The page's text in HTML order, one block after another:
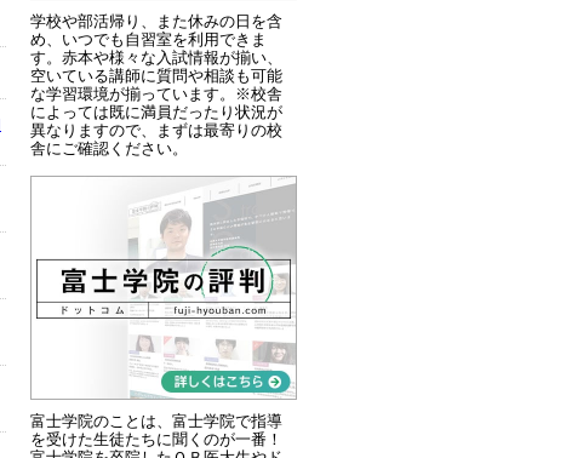
学校や部活帰り、また休みの日を含
め、いつでも自習室を利用できま
す。赤本や様々な入試情報が揃い、
空いている講師に質問や相談も可能
な学習環境が揃っています。※校舎
によっては既に満員だったり状況が
異なりますので、まずは最寄りの校
舎にご確認ください。
富士学院のことは、富士学院で指導
を受けた生徒たちに聞くのが一番！